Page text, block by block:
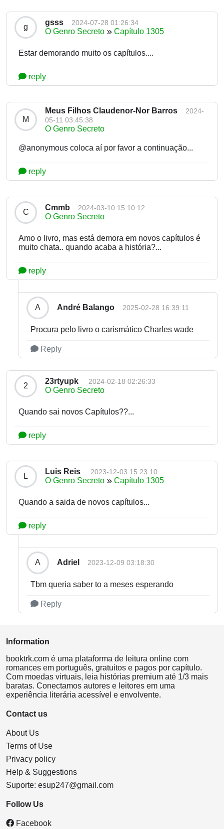
g
gsss 2024-07-28 01:26:34
O Genro Secreto Capítulo 1305
Estar demorando muito os capítulos....
reply
M
Meus Filhos Claudenor-Nor Barros
2024-
05-11 03:45:38
O Genro Secreto
@anonymous coloca aí por favor a continuação...
reply
C
Cmmb 2024-03-10 15:10:12
O Genro Secreto
Amo o livro, mas está demora em novos capítulos é
muito chata.. quando acaba a história?...
reply
A André Balango 2025-02-28 16:39:11
Procura pelo livro o carismático Charles wade
Reply
2
23rtyupk 2024-02-18 02:26:33
O Genro Secreto
Quando sai novos Capítulos??...
reply
L
Luis Reis 2023-12-03 15:23:10
O Genro Secreto Capítulo 1305
Quando a saida de novos capítulos...
reply
A Adriel 2023-12-09 03:18:30
Tbm queria saber to a meses esperando
Reply
Information
booktrk.com é uma plataforma de leitura online com
romances em português, gratuitos e pagos por capítulo.
Com moedas virtuais, leia histórias premium até 1/3 mais
baratas. Conectamos autores e leitores em uma
experiência literária acessível e envolvente.
Contact us
About Us
Terms of Use
Privacy policy
Help & Suggestions
Suporte: esup247@gmail.com
Follow Us
Facebook